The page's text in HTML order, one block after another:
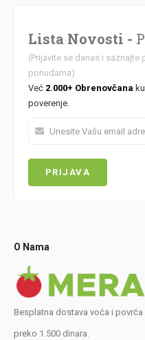
Lista Novosti -
(Prijavite se danas i saznajte
ponudama)
Već 2.000+ Obrenovčana
poverenje.
O Nama
Besplatna dostava voća i
preko 1.500 dinara.